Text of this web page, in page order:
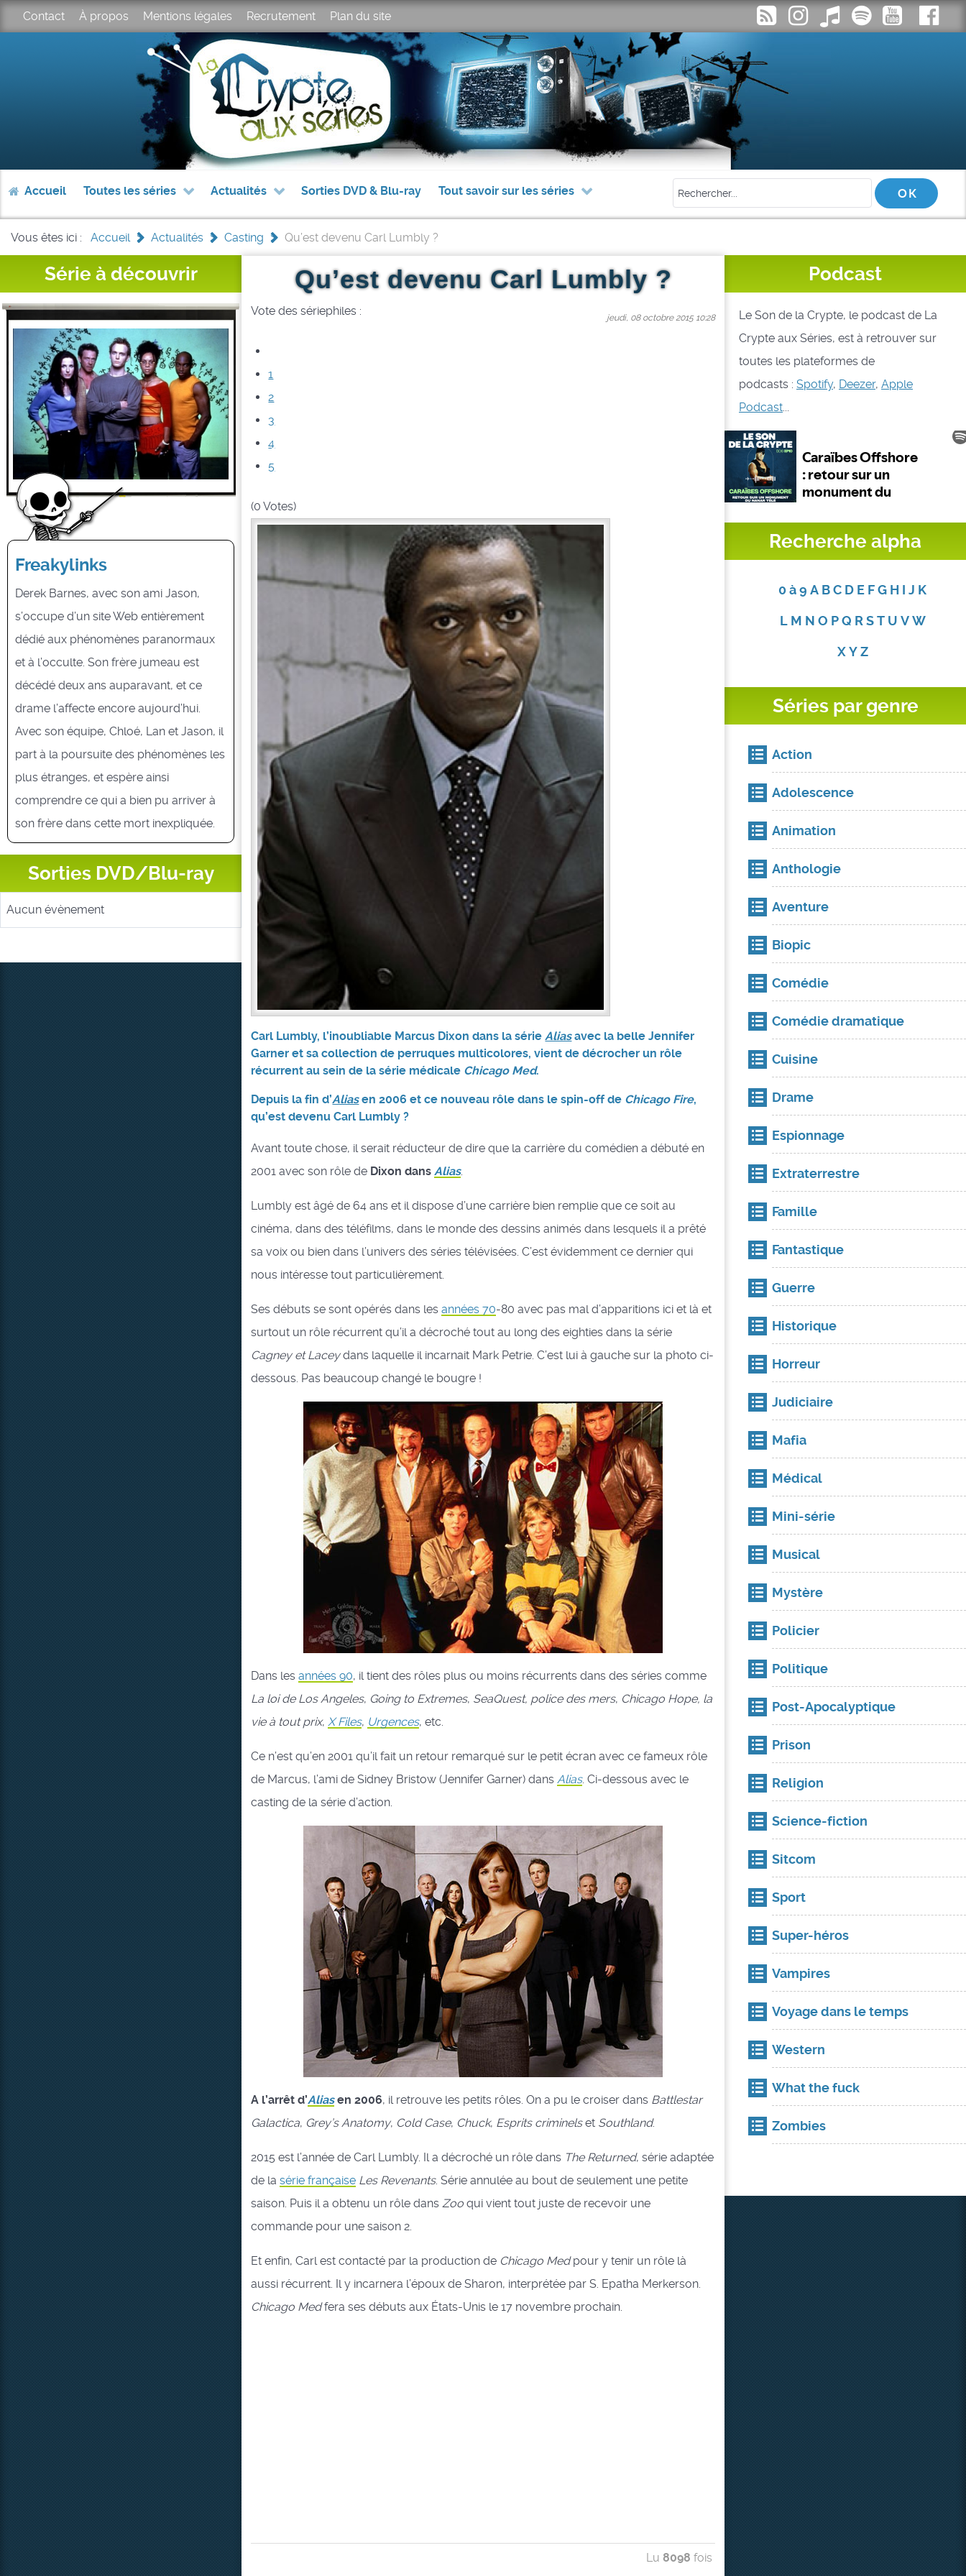
Contact À propos Mentions légales Recrutement Plan du site
Accueil Toutes les séries Actualités Sorties DVD & Blu-ray Tout savoir sur les séries
Vous êtes ici : Accueil > Actualités > Casting > Qu’est devenu Carl Lumbly ?
Série à découvrir
Freakylinks
Derek Barnes, avec son ami Jason,
s’occupe d’un site Web entièrement
dédié aux phénomènes paranormaux
et à l’occulte. Son frère jumeau est
décédé deux ans auparavant, et ce
drame l’affecte encore aujourd’hui.
Avec son équipe, Chloé, Lan et Jason, il
part à la poursuite des phénomènes les
plus étranges, et espère ainsi
comprendre ce qui a bien pu arriver à
son frère dans cette mort inexpliquée.
Sorties DVD/Blu-ray
Aucun évènement
Qu’est devenu Carl Lumbly ?
jeudi, 08 octobre 2015 10:28
Vote des sériephiles :
1
2
3
4
5
(0 Votes)
Carl Lumbly, l’inoubliable Marcus Dixon dans la sérieAliasavec la belle Jennifer
Garner et sa collection de perruques multicolores, vient de décrocher un rôle
récurrent au sein de la série médicale Chicago Med.
Depuis la fin d’Aliasen 2006 et ce nouveau rôle dans le spin-off de Chicago Fire,
qu’est devenu Carl Lumbly ?
Avant toute chose, il serait réducteur de dire que la carrière du comédien a débuté en
2001 avec son rôle de Dixon dansAlias.
Lumbly est âgé de 64 ans et il dispose d’une carrière bien remplie que ce soit au
cinéma, dans des téléfilms, dans le monde des dessins animés dans lesquels il a prêté
sa voix ou bien dans l’univers des séries télévisées. C’est évidemment ce dernier qui
nous intéresse tout particulièrement.
Ses débuts se sont opérés dans lesannées 70-80 avec pas mal d’apparitions ici et là et
surtout un rôle récurrent qu’il a décroché tout au long des eighties dans la série
Cagney et Laceydans laquelle il incarnait Mark Petrie. C’est lui à gauche sur la photo ci-
dessous. Pas beaucoup changé le bougre !
Dans lesannées 90, il tient des rôles plus ou moins récurrents dans des séries comme
La loi de Los Angeles, Going to Extremes, SeaQuest, police des mers, Chicago Hope, la
vie à tout prix,X Files, Urgences, etc.
Ce n’est qu’en 2001 qu’il fait un retour remarqué sur le petit écran avec ce fameux rôle
de Marcus, l’ami de Sidney Bristow (Jennifer Garner) dansAlias. Ci-dessous avec le
casting de la série d’action.
A l’arrêt d’Aliasen 2006, il retrouve les petits rôles. On a pu le croiser dans Battlestar
Galactica, Grey’s Anatomy, Cold Case, Chuck, Esprits criminelset Southland.
2015 est l’année de Carl Lumbly. Il a décroché un rôle dans The Returned, série adaptée
de lasérie française Les Revenants. Série annulée au bout de seulement une petite
saison. Puis il a obtenu un rôle dansZoo qui vient tout juste de recevoir une
commande pour une saison 2.
Et enfin, Carl est contacté par la production de Chicago Medpour y tenir un rôle là
aussi récurrent. Il y incarnera l’époux de Sharon, interprétée par S. Epatha Merkerson.
Chicago Medfera ses débuts aux États-Unis le 17 novembre prochain.
Lu 8098 fois
Podcast
Le Son de la Crypte, le podcast de La
Crypte aux Séries, est à retrouver sur
toutes les plateformes de
podcasts : Spotify, Deezer, Apple
Podcast...
Recherche alpha
0 à 9 A BC D E FG H I J K
L M N O P Q R S T U V W
X Y Z
Séries par genre
Action
Adolescence
Animation
Anthologie
Aventure
Biopic
Comédie
Comédie dramatique
Cuisine
Drame
Espionnage
Extraterrestre
Famille
Fantastique
Guerre
Historique
Horreur
Judiciaire
Mafia
Médical
Mini-série
Musical
Mystère
Policier
Politique
Post-Apocalyptique
Prison
Religion
Science-fiction
Sitcom
Sport
Super-héros
Vampires
Voyage dans le temps
Western
What the fuck
Zombies